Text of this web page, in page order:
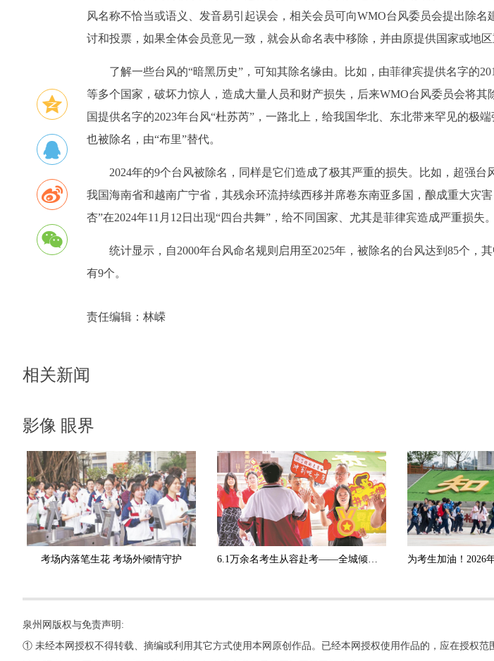
风名称不恰当或语义、发音易引起误会，相关会员可向WMO台风委员会提出除名
讨和投票，如果全体会员意见一致，就会从命名表中移除，并由原提供国家或地区
了解一些台风的“暗黑历史”，可知其除名缘由。比如，由菲律宾提供名字的
等多个国家，破坏力惊人，造成大量人员和财产损失，后来WMO台风委员会将其
国提供名字的2023年台风“杜苏芮”，一路北上，给我国华北、东北带来罕见的极
也被除名，由“布里”替代。
2024年的9个台风被除名，同样是它们造成了极其严重的损失。比如，超强台
我国海南省和越南广宁省，其残余环流持续西移并席卷东南亚多国，酿成重大灾害
杏”在2024年11月12日出现“四台共舞”，给不同国家、尤其是菲律宾造成严重损失。
统计显示，自2000年台风命名规则启用至2025年，被除名的台风达到85个，
有9个。
责任编辑： 林嵘
相关新闻
影像 眼界
考场内落笔生花 考场外倾情守护 6.1万余名考生从容赴考——全城倾情守护 共赴逐梦韶华
泉州网版权与免责声明:
① 未经本网授权不得转载、摘编或利用其它方式使用本网原创作品。已经本网授权使用作品的，应在授权范